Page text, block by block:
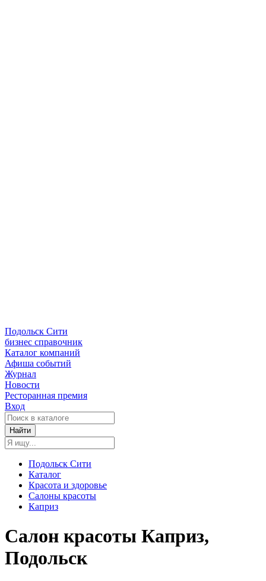
Подольск Сити
бизнес справочник
Каталог компаний
Афиша событий
Журнал
Новости
Ресторанная премия
Вход
Найти
Подольск Сити
Каталог
Красота и здоровье
Салоны красоты
Каприз
Салон красоты Каприз,
Подольск